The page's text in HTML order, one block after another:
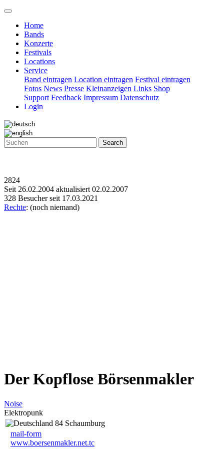
Home
Bands
Konzerte
Festivals
Locations
Service
Band eintragen Location eintragen Festival eintragen
Fotos News Presse Kleinanzeigen Links Shop
Support Feedback Impressum Datenschutz
Login
Search
2824
Seit 26.02.2004 aktualisiert 02.02.2007
328 Besucher seit 17.03.2021
Rechte: (noch niemand)
Der Kopflose Börsenmakler
Noise
Elektropunk
84 Schaumburg
mail-form
www.boersenmakler.net.tc